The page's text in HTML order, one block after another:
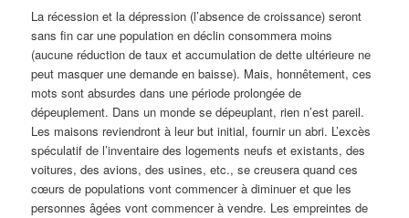
La récession et la dépression (l’absence de croissance) seront
sans fin car une population en déclin consommera moins
(aucune réduction de taux et accumulation de dette ultérieure ne
peut masquer une demande en baisse). Mais, honnêtement, ces
mots sont absurdes dans une période prolongée de
dépeuplement. Dans un monde se dépeuplant, rien n’est pareil.
Les maisons reviendront à leur but initial, fournir un abri. L’excès
spéculatif de l’inventaire des logements neufs et existants, des
voitures, des avions, des usines, etc., se creusera quand ces
cœurs de populations vont commencer à diminuer et que les
personnes âgées vont commencer à vendre. Les empreintes de